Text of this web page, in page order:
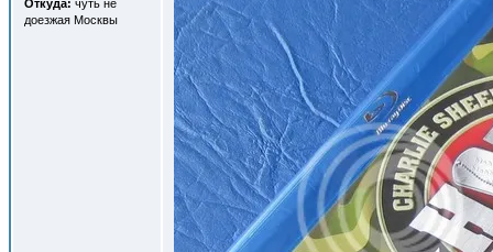
Откуда: чуть не
доезжая Москвы